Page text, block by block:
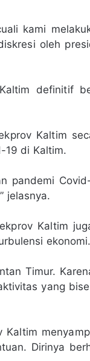
kami
oleh
definitif
Kaltim
19 di Kaltim.
pandemi
jelasnya.
Kaltim
ekonomi.
Timur.
yang
Dirinya